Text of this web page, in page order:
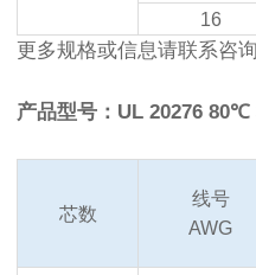
16
更多规格或信息请联系咨询
产品型号：UL 20276 80℃
芯数
线号
AWG